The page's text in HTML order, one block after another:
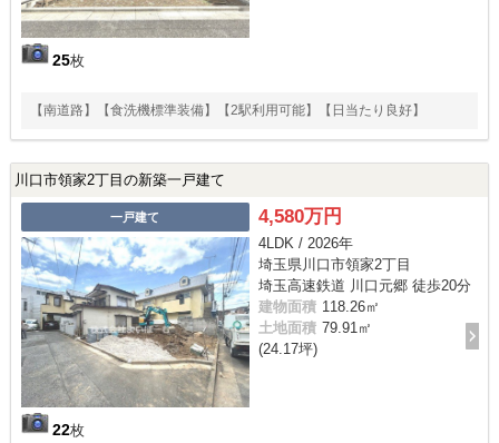
25枚
【南道路】【食洗機標準装備】【2駅利用可能】【日当たり良好】
川口市領家2丁目の新築一戸建て
一戸建て
22枚
4,580万円
4LDK / 2026年
埼玉県川口市領家2丁目
埼玉高速鉄道 川口元郷 徒歩20分
建物面積 118.26㎡
土地面積 79.91㎡
(24.17坪)